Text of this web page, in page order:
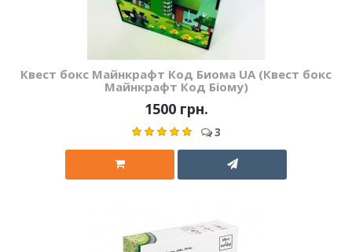
Квест бокс Майнкрафт Код Биома UA (Квест бокс
Майнкрафт Код Біому)
1500 грн.
3